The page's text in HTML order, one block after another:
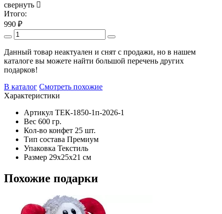
свернуть
Итого:
990 ₽
Данный товар неактуален и снят с продажи, но в нашем
каталоге вы можете найти большой перечень других
подарков!
В каталог Смотреть похожие
Характеристики
Артикул ТЕК-1850-1п-2026-1
Вес 600 гр.
Кол-во конфет 25 шт.
Тип состава Премиум
Упаковка Текстиль
Размер 29х25х21 см
Похожие подарки